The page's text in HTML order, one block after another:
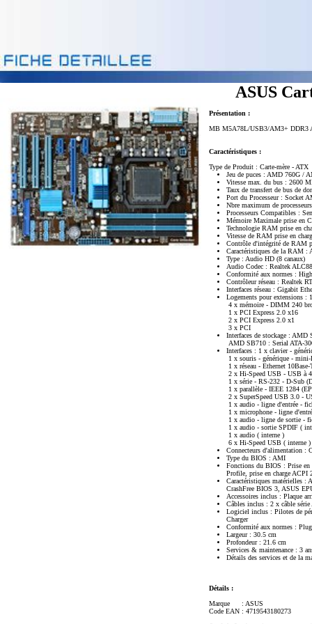
ASUS
Présentation :
MB M5A78L/USB3/AM3+ DDR3
Caractéristiques :
Type de Produit : Carte-mère - ATX
Jeu de puces : AMD 760G /
Vitesse max. du bus : 2600
Taux de transfert de bus de
Port du Processeur : Socket
Nbre maximum de
Processeurs Compatibles :
Mémoire Maximale prise en
Technologie RAM prise en
Vitesse de RAM prise en
Contrôle d'intégrité de RAM
Caractéristiques de la RAM :
Type : Audio HD (8 canaux)
Audio Codec : Realtek
Conformité aux normes :
Contrôleur réseau : Realtek
Interfaces réseau : Gigabit
Logements pour extensions :
4 x mémoire - DIMM 240
1 x PCI Express 2.0 x16
2 x PCI Express 2.0 x1
3 x PCI
Interfaces de stockage :
AMD SB710 : Serial ATA-
Interfaces : 1 x clavier -
1 x souris - générique -
1 x réseau - Ethernet
2 x Hi-Speed USB - USB à
1 x série - RS-232 - D-Sub
1 x parallèle - IEEE 1284
2 x SuperSpeed USB 3.0 -
1 x audio - ligne d'entrée -
1 x microphone - ligne
1 x audio - ligne de sortie -
1 x audio - sortie SPDIF (
1 x audio ( interne )
6 x Hi-Speed USB ( interne )
Connecteurs d'alimentation :
Type du BIOS : AMI
Fonctions du BIOS : Prise
Profile, prise en charge ACPI
Caractéristiques matérielles :
CrashFree BIOS 3, ASUS
Accessoires inclus : Plaque
Câbles inclus : 2 x câble série
Logiciel inclus : Pilotes de
Charger
Conformité aux normes :
Largeur : 30.5 cm
Profondeur : 21.6 cm
Services & maintenance : 3
Détails des services et de la
Détails :
Marque
: ASUS
Code EAN : 4719543180273